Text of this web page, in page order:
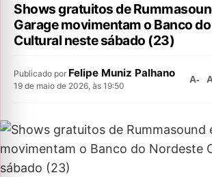
Shows gratuitos de
Garage movimentam o Banco
Cultural neste sábado (23)
Publicado por Felipe Muniz Palhano
19 de maio de 2026, às 19:50
A-